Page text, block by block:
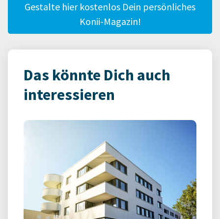
Gestalte hier kostenlos Dein persönliches
Konii-Magazin!
Das könnte Dich auch
interessieren